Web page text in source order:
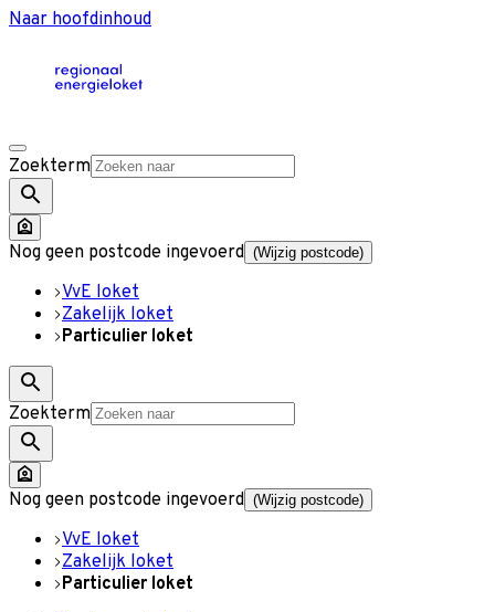
Naar hoofdinhoud
Zoekterm
Nog geen postcode ingevoerd (Wijzig postcode)
VvE loket
Zakelijk loket
Particulier loket
Zoekterm
Nog geen postcode ingevoerd (Wijzig postcode)
VvE loket
Zakelijk loket
Particulier loket